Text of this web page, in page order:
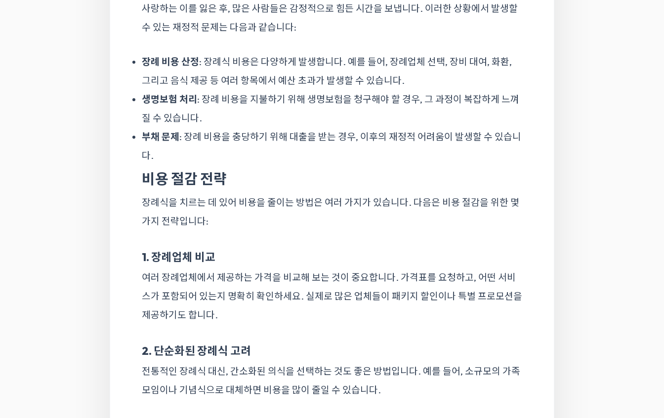
사랑하는 이를 잃은 후, 많은 사람들은 감정적으로 힘든 시간을 보냅니다. 이러한 상황에서 발생할
수 있는 재정적 문제는 다음과 같습니다:
장례 비용 산정: 장례식 비용은 다양하게 발생합니다. 예를 들어, 장례업체 선택, 장비 대여, 화환,
그리고 음식 제공 등 여러 항목에서 예산 초과가 발생할 수 있습니다.
생명보험 처리 : 장례 비용을 지불하기 위해 생명보험을 청구해야 할 경우, 그 과정이 복잡하게 느껴
질 수 있습니다.
부채 문제 : 장례 비용을 충당하기 위해 대출을 받는 경우, 이후의 재정적 어려움이 발생할 수 있습니
다.
비용 절감 전략
장례식을 치르는 데 있어 비용을 줄이는 방법은 여러 가지가 있습니다. 다음은 비용 절감을 위한 몇
가지 전략입니다:
1. 장례업체 비교
여러 장례업체에서 제공하는 가격을 비교해 보는 것이 중요합니다. 가격표를 요청하고, 어떤 서비
스가 포함되어 있는지 명확히 확인하세요. 실제로 많은 업체들이 패키지 할인이나 특별 프로모션을
제공하기도 합니다.
2. 단순화된 장례식 고려
전통적인 장례식 대신, 간소화된 의식을 선택하는 것도 좋은 방법입니다. 예를 들어, 소규모의 가족
모임이나 기념식으로 대체하면 비용을 많이 줄일 수 있습니다.